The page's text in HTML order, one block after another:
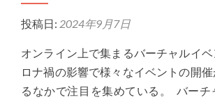
投稿日: 2024年9月7日
オンライン上で集まるバーチャルイ
ロナ禍の影響で様々なイベントの開
るなかで注目を集めている。 バーチ